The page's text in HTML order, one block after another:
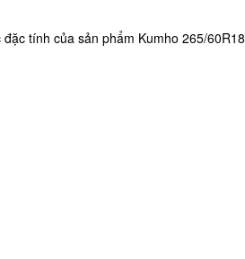
tính của sản phẩm Kumho 265/